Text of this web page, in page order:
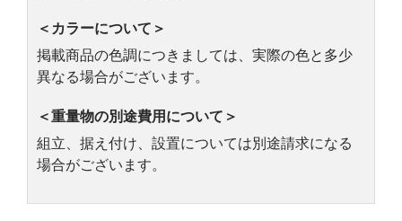
＜カラーについて＞
掲載商品の色調につきましては、実際の色と多少
異なる場合がございます。
＜重量物の別途費用について＞
組立、据え付け、設置については別途請求になる
場合がございます。